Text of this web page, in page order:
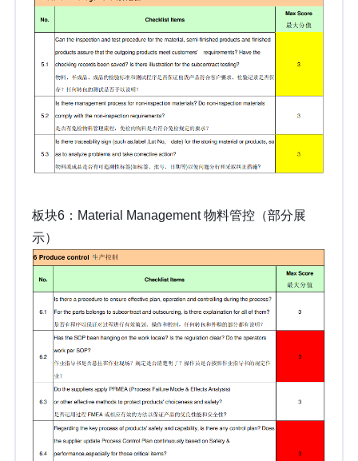
板块6：Material Management 物料管控（部分展
示）